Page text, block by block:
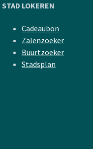
STAD LOKEREN
Cadeaubon
Zalenzoeker
Buurtzoeker
Stadsplan